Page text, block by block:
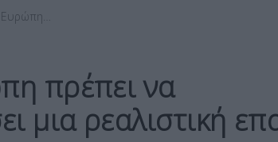
Ευρώπη…
πρέπει να
μια ρεαλιστική